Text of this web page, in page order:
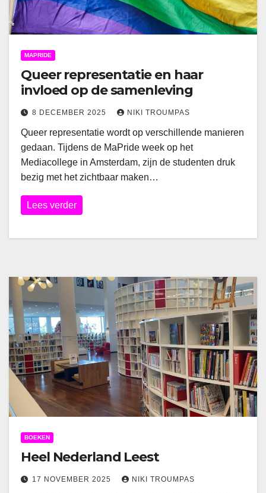
MAPRIDE
Queer representatie en haar
invloed op de samenleving
8 DECEMBER 2025 NIKI TROUMPAS
Queer representatie wordt op verschillende manieren
gedaan. Tijdens de MaPride week op het
Mediacollege in Amsterdam, zijn de studenten druk
bezig met het zichtbaar maken…
Lees verder
BOEKEN
Heel Nederland Leest
17 NOVEMBER 2025 NIKI TROUMPAS